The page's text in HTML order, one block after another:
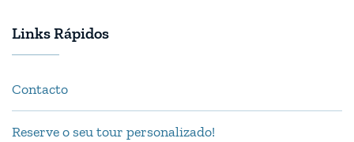
Links Rápidos
Contacto
Reserve o seu tour personalizado!